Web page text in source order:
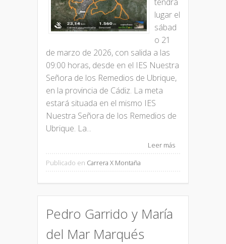
lugar el
sábad
o 21
de marzo de 2026, con salida a las
09:00 horas, desde en el IES Nuestra
Señora de los Remedios de Ubrique,
en la provincia de Cádiz. La meta
estará situada en el mismo IES
Nuestra Señora de los Remedios de
Ubrique. La...
Leer más
Publicado en Carrera X Montaña
Pedro Garrido y María
del Mar Marqués